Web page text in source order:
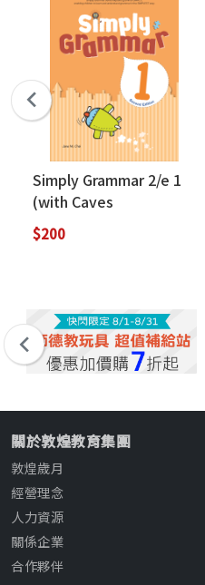
Simply Grammar 2/e 1
(with Caves
WebSource)
$200
關於敦煌教育集團
敦煌歲月
經營理念
人力資源
關係企業
合作夥伴